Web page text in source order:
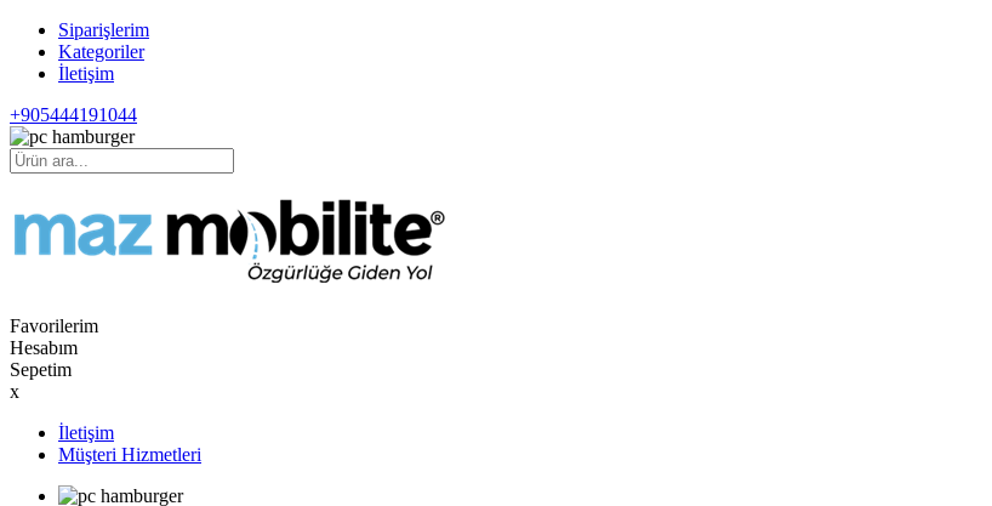
Siparişlerim
Kategoriler
İletişim
+905444191044
Favorilerim
Hesabım
Sepetim
x
İletişim
Müşteri Hizmetleri